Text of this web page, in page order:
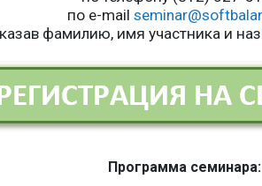
по e-mail seminar
фамилию, имя участника и
Программа семинара: